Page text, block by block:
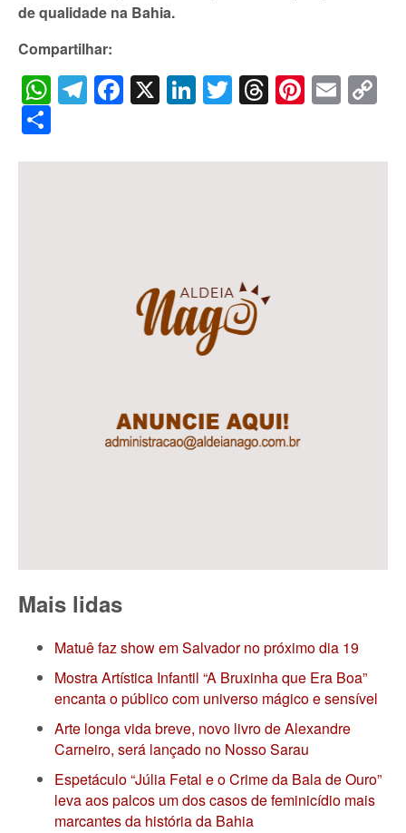
de qualidade na Bahia.
Compartilhar:
WhatsApp
Telegram
Facebook
X LinkedIn
Twitter
Threads
Mais lidas
Matuê faz show em Salvador no próximo dia 19
Mostra Artística Infantil “A Bruxinha que Era Boa”
encanta o público com universo mágico e sensível
Arte longa vida breve, novo livro de Alexandre
Carneiro, será lançado no Nosso Sarau
Espetáculo “Júlia Fetal e o Crime da Bala de Ouro”
leva aos palcos um dos casos de feminicídio mais
marcantes da história da Bahia